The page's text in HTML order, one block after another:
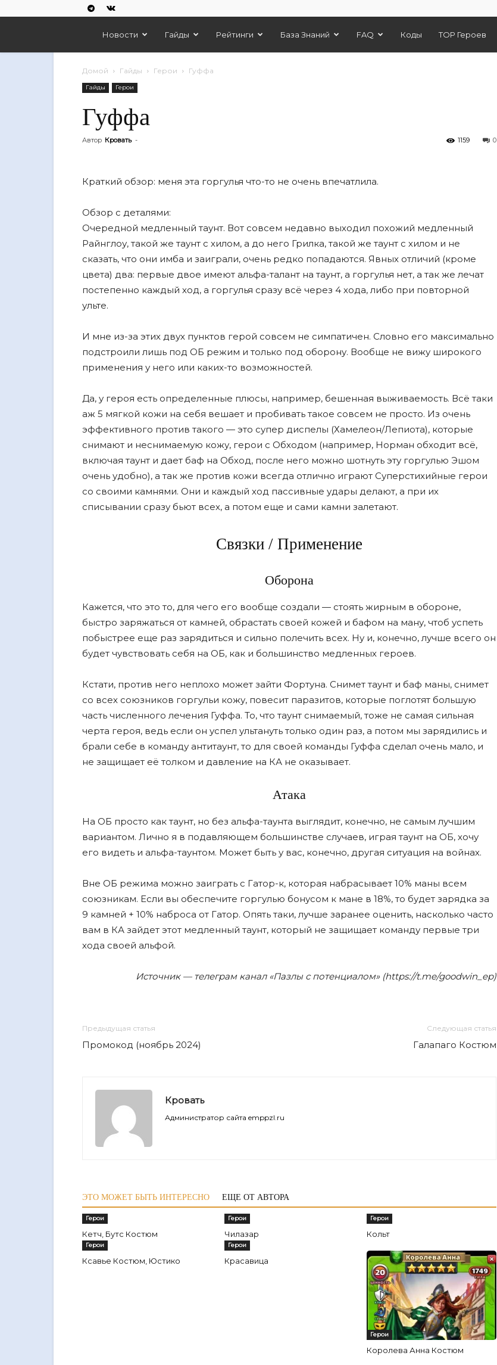
Empires
And
Новости Гайды Рейтинги База Знаний FAQ Коды TOP Героев
Домой Гайды Герои Гуффа
Гайды Герои
Гуффа
Автор Кровать - 0
1159
Краткий обзор: меня эта горгулья что-то не очень впечатлила.
Обзор с деталями:
Очередной медленный таунт. Вот совсем недавно выходил похожий медленный
Райнглоу, такой же таунт с хилом, а до него Грилка, такой же таунт с хилом и не
сказать, что они имба и заиграли, очень редко попадаются. Явных отличий (кроме
цвета) два: первые двое имеют альфа-талант на таунт, а горгулья нет, а так же лечат
постепенно каждый ход, а горгулья сразу всë через 4 хода, либо при повторной
ульте.
И мне из-за этих двух пунктов герой совсем не симпатичен. Словно его максимально
подстроили лишь под ОБ режим и только под оборону. Вообще не вижу широкого
применения у него или каких-то возможностей.
Да, у героя есть определенные плюсы, например, бешенная выживаемость. Всë таки
аж 5 мягкой кожи на себя вешает и пробивать такое совсем не просто. Из очень
эффективного против такого — это супер диспелы (Хамелеон/Лепиота), которые
снимают и неснимаемую кожу, герои с Обходом (например, Норман обходит всë,
включая таунт и дает баф на Обход, после него можно шотнуть эту горгулью Эшом
очень удобно), а так же против кожи всегда отлично играют Суперстихийные герои
со своими камнями. Они и каждый ход пассивные удары делают, а при их
списывании сразу бьют всех, а потом еще и сами камни залетают.
Связки / Применение
Оборона
Кажется, что это то, для чего его вообще создали — стоять жирным в обороне,
быстро заряжаться от камней, обрастать своей кожей и бафом на ману, чтоб успеть
побыстрее еще раз зарядиться и сильно полечить всех. Ну и, конечно, лучше всего он
будет чувствовать себя на ОБ, как и большинство медленных героев.
Кстати, против него неплохо может зайти Фортуна. Снимет таунт и баф маны, снимет
со всех союзников горгульи кожу, повесит паразитов, которые поглотят большую
часть численного лечения Гуффа. То, что таунт снимаемый, тоже не самая сильная
черта героя, ведь если он успел ультануть только один раз, а потом мы зарядились и
брали себе в команду антитаунт, то для своей команды Гуффа сделал очень мало, и
не защищает еë толком и давление на КА не оказывает.
Атака
На ОБ просто как таунт, но без альфа-таунта выглядит, конечно, не самым лучшим
вариантом. Лично я в подавляющем большинстве случаев, играя таунт на ОБ, хочу
его видеть и альфа-таунтом. Может быть у вас, конечно, другая ситуация на войнах.
Вне ОБ режима можно заиграть с Гатор-к, которая набрасывает 10% маны всем
союзникам. Если вы обеспечите горгулью бонусом к мане в 18%, то будет зарядка за
9 камней + 10% наброса от Гатор. Опять таки, лучше заранее оценить, насколько часто
вам в КА зайдет этот медленный таунт, который не защищает команду первые три
хода своей альфой.
Источник — телеграм канал «Пазлы с потенциалом» (https://t.me/goodwin_ep)
Предыдущая статья
Промокод (ноябрь 2024)
Следующая статья
Галапаго Костюм
Кровать
Администратор сайта emppzl.ru
ЭТО МОЖЕТ БЫТЬ ИНТЕРЕСНО ЕЩЕ ОТ АВТОРА
Герои
Кетч, Бутс Костюм
Герои
Чилазар
Герои
Кольт
Герои
Ксавье Костюм, Юстико
Герои
Красавица
Герои
Королева Анна Костюм